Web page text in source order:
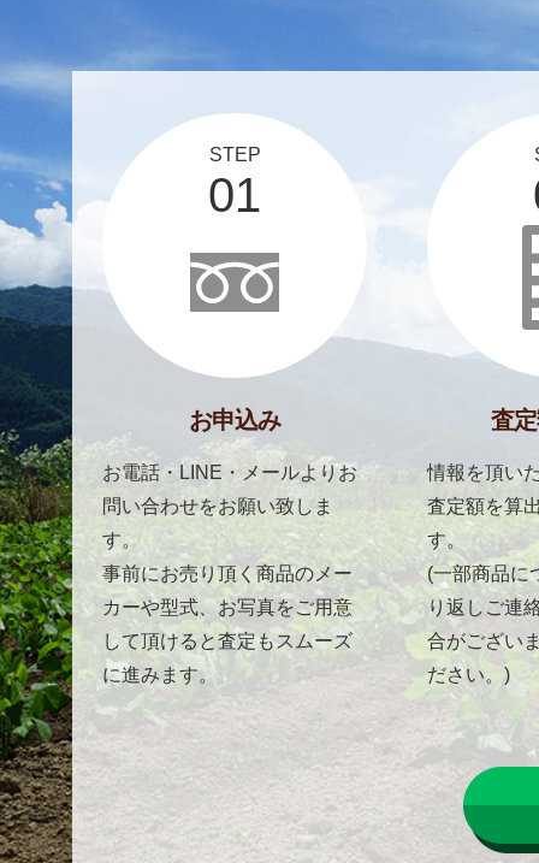
STEP
01
お申込み
お電話・LINE・メールよりお
問い合わせをお願い致しま
す。
事前にお売り頂く商品のメー
カーや型式、お写真をご用意
して頂けると査定もスムーズ
に進みます。
査
情報を頂い
査定額を算
す。
(一部商品に
り返しご連
合がござい
ださい。)